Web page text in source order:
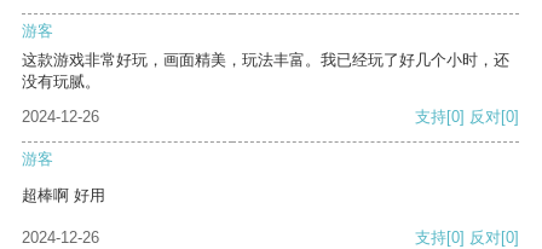
游客
这款游戏非常好玩，画面精美，玩法丰富。我已经玩了好几个小时，还
没有玩腻。
2024-12-26
支持[0] 反对[0]
游客
超棒啊 好用
2024-12-26 支持[0] 反对[0]